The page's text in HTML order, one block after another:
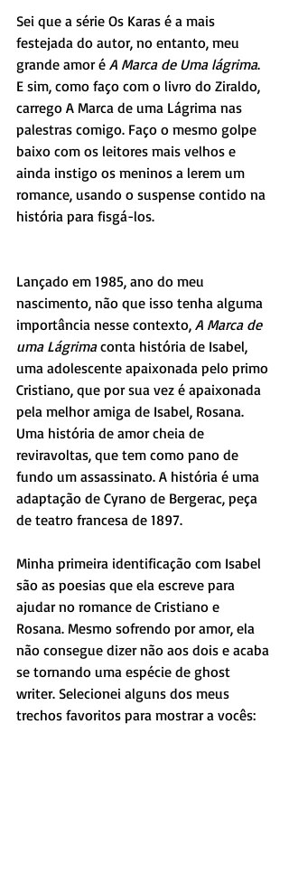
Sei que a série Os Karas é a mais
festejada do autor, no entanto, meu
grande amor é A Marca de Uma lágrima.
E sim, como faço com o livro do Ziraldo,
carrego A Marca de uma Lágrima nas
palestras comigo. Faço o mesmo golpe
baixo com os leitores mais velhos e
ainda instigo os meninos a lerem um
romance, usando o suspense contido na
história para fisgá-los.
Lançado em 1985, ano do meu
nascimento, não que isso tenha alguma
importância nesse contexto, A Marca de
uma Lágrima conta história de Isabel,
uma adolescente apaixonada pelo primo
Cristiano, que por sua vez é apaixonada
pela melhor amiga de Isabel, Rosana.
Uma história de amor cheia de
reviravoltas, que tem como pano de
fundo um assassinato. A história é uma
adaptação de Cyrano de Bergerac, peça
de teatro francesa de 1897.
Minha primeira identificação com Isabel
são as poesias que ela escreve para
ajudar no romance de Cristiano e
Rosana. Mesmo sofrendo por amor, ela
não consegue dizer não aos dois e acaba
se tornando uma espécie de ghost
writer. Selecionei alguns dos meus
trechos favoritos para mostrar a vocês: